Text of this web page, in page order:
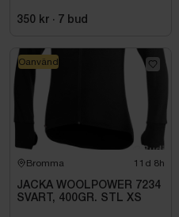
350 kr · 7 bud
Bromma 11d 8h
JACKA WOOLPOWER 7234
SVART, 400GR. STL XS
Oanvänd